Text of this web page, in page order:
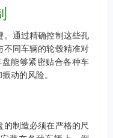
。通过精确控制这些孔
不同车辆的轮毂精准对
能够紧密贴合各种车
动的风险。
的制造必须在严格的尺